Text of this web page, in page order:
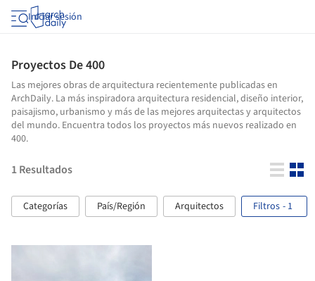
Iniciar sesión
Proyectos De 400
Las mejores obras de arquitectura recientemente publicadas en
ArchDaily. La más inspiradora arquitectura residencial, diseño interior,
paisajismo, urbanismo y más de las mejores arquitectas y arquitectos
del mundo. Encuentra todos los proyectos más nuevos realizado en
400.
1Resultados
Categorías País/Región Arquitectos Filtros - 1